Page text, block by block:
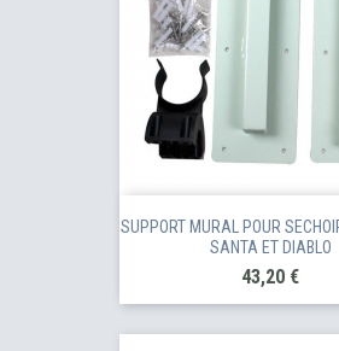
SUPPORT MURAL POUR
SANTA ET DIABLO
Prix
43,20 €